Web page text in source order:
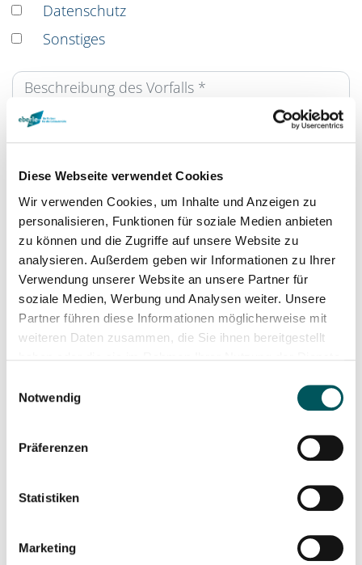
Diese Webseite verwendet Cookies
Wir verwenden Cookies, um Inhalte und Anzeigen zu
personalisieren, Funktionen für soziale Medien anbieten
zu können und die Zugriffe auf unsere Website zu
analysieren. Außerdem geben wir Informationen zu Ihrer
Verwendung unserer Website an unsere Partner für
soziale Medien, Werbung und Analysen weiter. Unsere
Partner führen diese Informationen möglicherweise mit
weiteren Daten zusammen, die Sie ihnen bereitgestellt
Notwendig
Präferenzen
Statistiken
Marketing
Datenschutz
Sonstiges
Hinweis:
Bitte beschreiben Sie den Vorfall möglichst
sachlich und detailliert.
Datum des Vorfalls
Gibt es Zeugen?
Nein
Ja